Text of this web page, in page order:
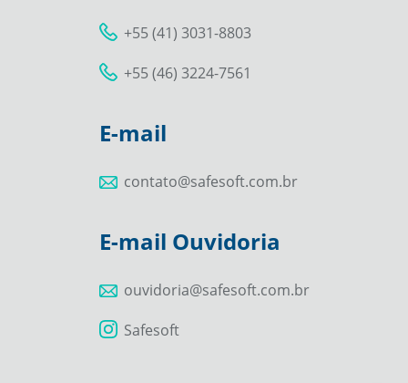
+55 (41) 3031-8803
+55 (46) 3224-7561
E-mail
contato@safesoft.com.br
E-mail Ouvidoria
ouvidoria@safesoft.com.br
Safesoft